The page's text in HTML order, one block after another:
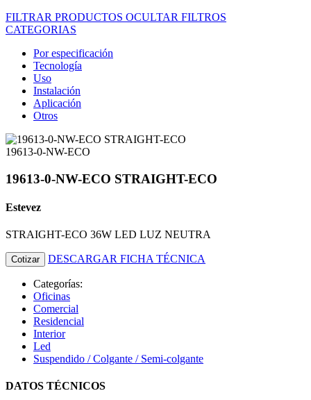
FILTRAR PRODUCTOS OCULTAR FILTROS
CATEGORIAS
Por especificación
Tecnología
Uso
Instalación
Aplicación
Otros
19613-0-NW-ECO
19613-0-NW-ECO STRAIGHT-ECO
Estevez
STRAIGHT-ECO 36W LED LUZ NEUTRA
Cotizar DESCARGAR FICHA TÉCNICA
Categorías:
Oficinas
Comercial
Residencial
Interior
Led
Suspendido / Colgante / Semi-colgante
DATOS TÉCNICOS